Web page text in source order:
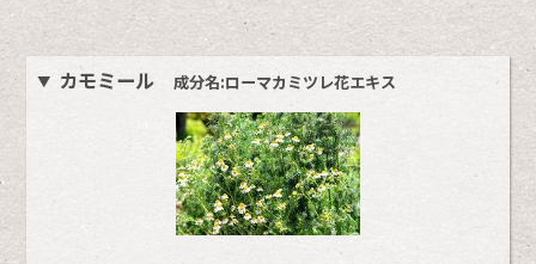
カモミール 成分名:ローマカミツレ花エキス